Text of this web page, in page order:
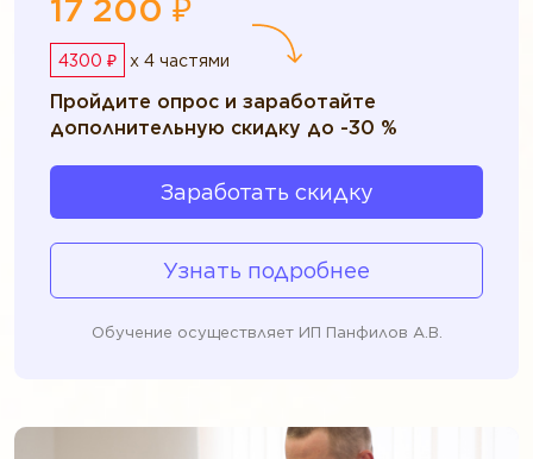
17 200 ₽
4300 ₽ x 4 частями
Пройдите опрос и заработайте
дополнительную скидку до -30 %
Заработать скидку
Узнать подробнее
Обучение осуществляет ИП Панфилов А.В.